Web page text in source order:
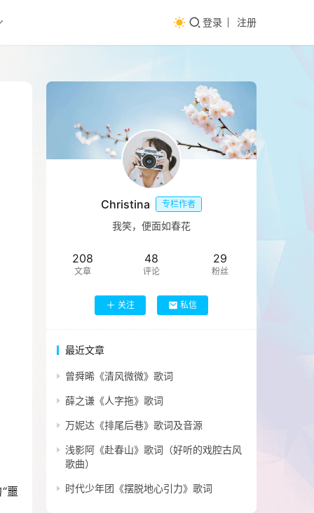
登录 注册
噩
Christina 专栏作者
我笑，便面如春花
208
文章
48
评论
29
粉丝
关注 私信
最近文章
曾舜晞《清风微微》歌词
薛之谦《人字拖》歌词
万妮达《排尾后巷》歌词及音源
浅影阿《赴春山》歌词（好听的戏腔古风
歌曲）
时代少年团《摆脱地心引力》歌词